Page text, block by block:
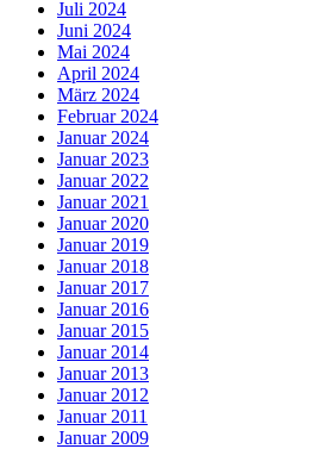
Juli 2024
Juni 2024
Mai 2024
April 2024
März 2024
Februar 2024
Januar 2024
Januar 2023
Januar 2022
Januar 2021
Januar 2020
Januar 2019
Januar 2018
Januar 2017
Januar 2016
Januar 2015
Januar 2014
Januar 2013
Januar 2012
Januar 2011
Januar 2009